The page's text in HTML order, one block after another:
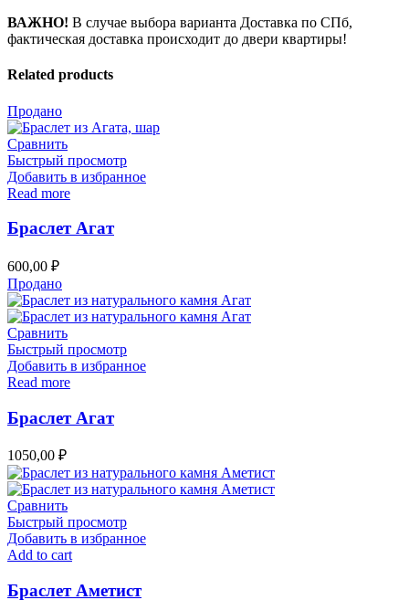
ВАЖНО! В случае выбора варианта Доставка по СПб,
фактическая доставка происходит до двери квартиры!
Related products
Продано
Сравнить
Быстрый просмотр
Добавить в избранное
Read more
Браслет Агат
600,00 ₽
Продано
Сравнить
Быстрый просмотр
Добавить в избранное
Read more
Браслет Агат
1050,00 ₽
Сравнить
Быстрый просмотр
Добавить в избранное
Add to cart
Браслет Аметист